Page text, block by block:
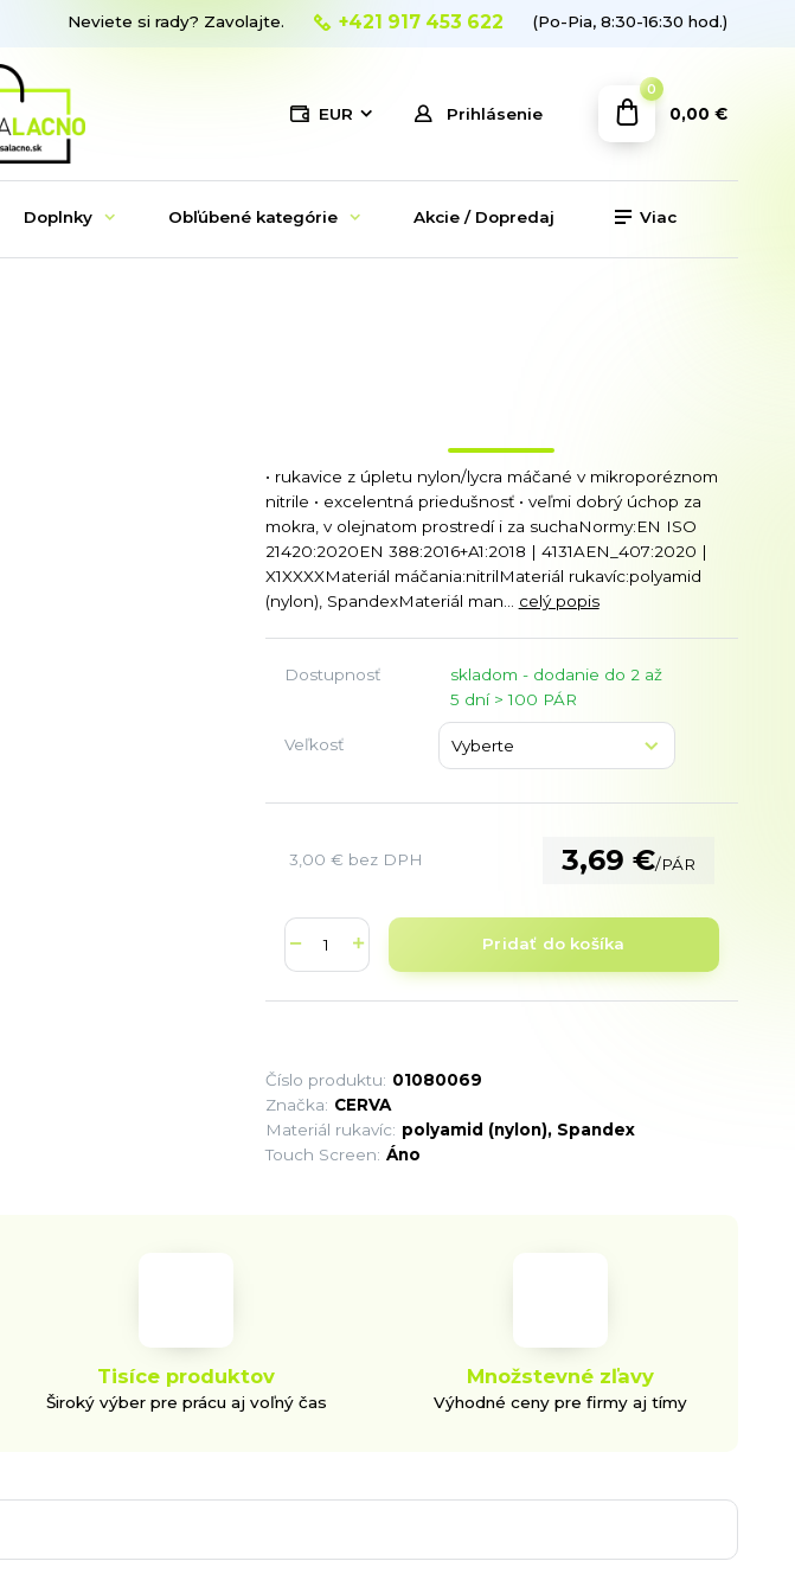
EUR Prihlásenie
Neviete si rady? Zavolajte. +421 917 453 622 (Po-Pia, 8:30-16:30 hod.)
0
0,00 €
Doplnky Obľúbené kategórie Akcie / Dopredaj Viac
• rukavice z úpletu nylon/lycra máčané v mikroporéznom
nitrile • excelentná priedušnosť • veľmi dobrý úchop za
mokra, v olejnatom prostredí i za suchaNormy:EN ISO
21420:2020EN 388:2016+A1:2018 | 4131AEN_407:2020 |
X1XXXXMateriál máčania:nitrilMateriál rukavíc:polyamid
(nylon), SpandexMateriál man... celý popis
Dostupnosť
skladom - dodanie do 2 až
5 dní > 100 PÁR
Veľkosť
3,69 €/PÁR
3,00 € bez DPH
Pridať do košíka
Číslo produktu: 01080069
Značka: CERVA
Materiál rukavíc: polyamid (nylon), Spandex
Touch Screen: Áno
Tisíce produktov
Široký výber pre prácu aj voľný čas
Množstevné zľavy
Výhodné ceny pre firmy aj tímy